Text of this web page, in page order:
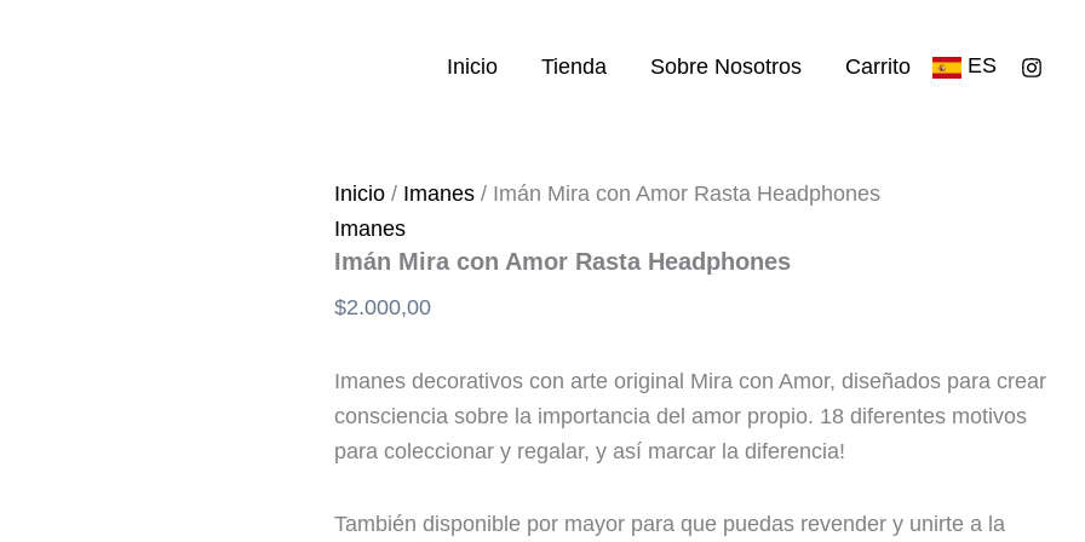
Inicio Tienda Sobre Nosotros Carrito ES
Inicio / Imanes / Imán Mira con Amor Rasta Headphones
Imanes
Imán Mira con Amor Rasta Headphones
$2.000,00
Imanes decorativos con arte original Mira con Amor, diseñados para crear
consciencia sobre la importancia del amor propio. 18 diferentes motivos
para coleccionar y regalar, y así marcar la diferencia!
También disponible por mayor para que puedas revender y unirte a la